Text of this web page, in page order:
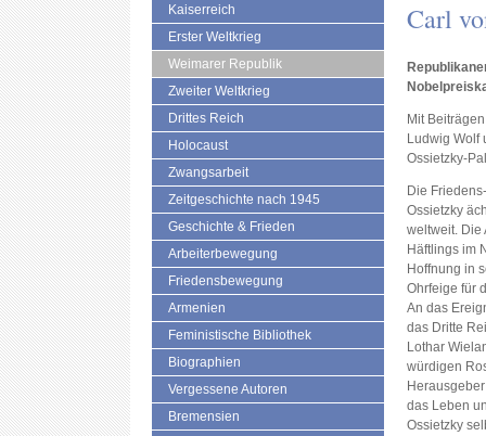
Kaiserreich
Erster Weltkrieg
Weimarer Republik
Zweiter Weltkrieg
Drittes Reich
Holocaust
Zwangsarbeit
Zeitgeschichte nach 1945
Geschichte & Frieden
Arbeiterbewegung
Friedensbewegung
Armenien
Feministische Bibliothek
Biographien
Vergessene Autoren
Bremensien
Carl
Mit
Ludwig Wolf
Ossietzky-
Die
Ossietzky
weltweit. Die
Häftlings im
Hoffnung in
Ohrfeige für
An das
das Dritte
Lothar
würdigen
das Leben
Ossietzky